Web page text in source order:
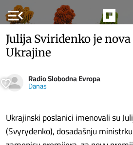
menu_open
Julija Sviridenko je
Ukrajine
Radio Slobodna Evropa
Danas
Ukrajinski poslanici imenovali su
(Svyrydenko), dosadašnju